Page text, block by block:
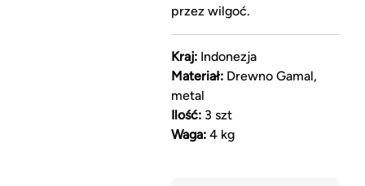
przez wilgoć.
Kraj:Indonezja
Materiał:Drewno Gamal,
metal
Ilość:3 szt
Waga:4 kg